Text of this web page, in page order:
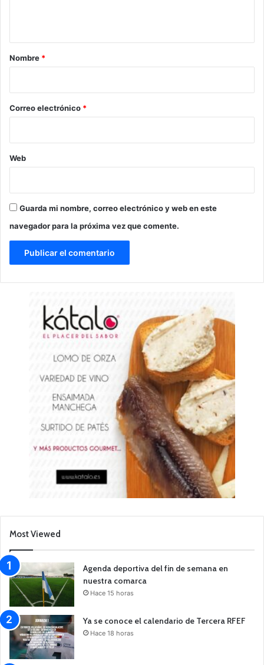
r
*
Nombre *
Correo electrónico *
Web
Guarda mi nombre, correo electrónico y web en este
navegador para la próxima vez que comente.
Most Viewed
Agenda deportiva del fin de semana en
nuestra comarca
Hace 15 horas
Ya se conoce el calendario de Tercera RFEF
Hace 18 horas